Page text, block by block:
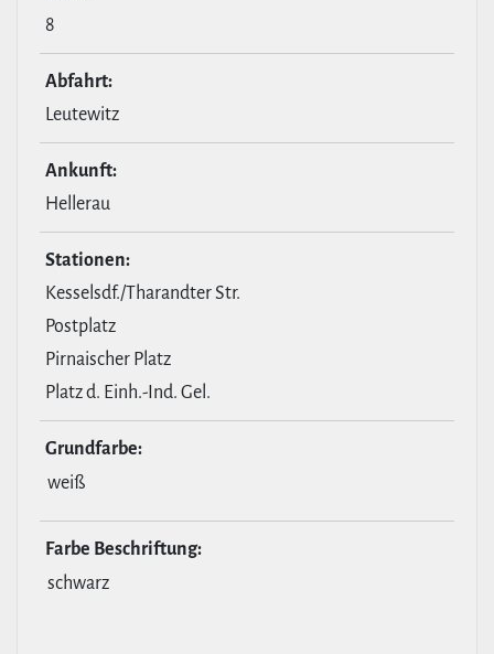
8
Abfahrt:
Leutewitz
Ankunft:
Hellerau
Stationen:
Kesselsdf./Tharandter Str.
Postplatz
Pirnaischer Platz
Platz d. Einh.-Ind. Gel.
Grund­farbe:
weiß
Farbe Beschrif­tung:
schwarz